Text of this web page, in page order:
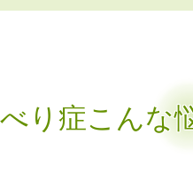
り症こんな